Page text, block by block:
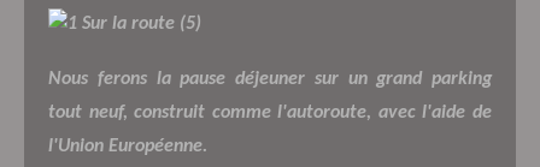
Nous ferons la pause déjeuner sur un grand parking
tout neuf, construit comme l'autoroute, avec l'aide de
l'Union Européenne.